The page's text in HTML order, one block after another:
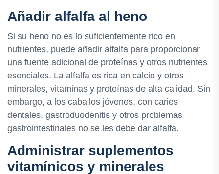
Añadir alfalfa al heno
Si su heno no es lo suficientemente rico en
nutrientes, puede añadir alfalfa para proporcionar
una fuente adicional de proteínas y otros nutrientes
esenciales. La alfalfa es rica en calcio y otros
minerales, vitaminas y proteínas de alta calidad. Sin
embargo, a los caballos jóvenes, con caries
dentales, gastroduodenitis y otros problemas
gastrointestinales no se les debe dar alfalfa.
Administrar suplementos
vitamínicos y minerales